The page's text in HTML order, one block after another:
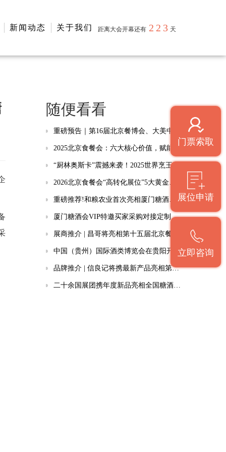
新闻动态 关于我们 距离大会开幕还有 223 天
门票索取
展位申请
立即咨询
随便看看
重磅预告｜第16届北京餐博会、大美中国・第三届国际烹饪艺术技能大赛新闻发布会即将启幕！
2025北京食餐会：六大核心价值，赋能行业新引擎！
“厨林奥斯卡”震撼来袭！2025世界烹王盛典开启美食巅峰之旅！
2026北京食餐会“高转化展位”5大黄金秘籍，3天锁定全年供应链商机
重磅推荐!和粮农业首次亮相厦门糖酒会，加速黑土优品走向全球!
厦门糖酒会VIP特邀买家采购对接定制服务——专享食宿行福利津贴
展商推介 | 昌哥将亮相第十五届北京餐饮博览会
中国（贵州）国际酒类博览会在贵阳开幕
品牌推介 | 信良记将携最新产品亮相第十六届北京餐博会
二十余国展团携年度新品亮相全国糖酒会进口食品馆